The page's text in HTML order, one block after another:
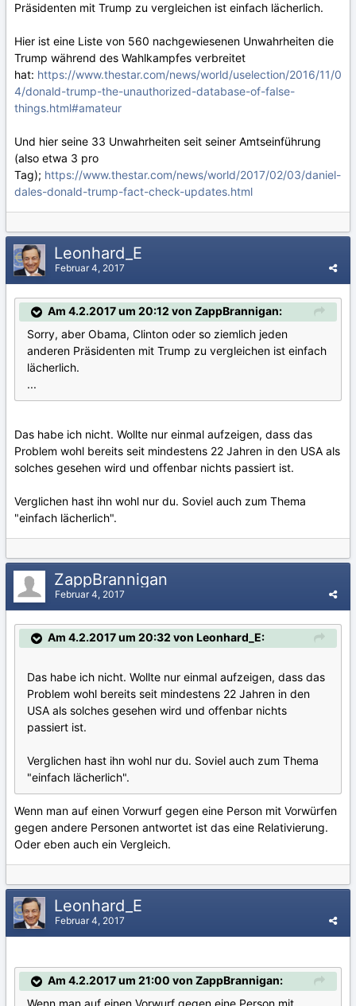
Präsidenten mit Trump zu vergleichen ist einfach lächerlich.
Hier ist eine Liste von 560 nachgewiesenen Unwahrheiten die
Trump während des Wahlkampfes verbreitet
hat: https://www.thestar.com/news/world/uselection/2016/11/0
4/donald-trump-the-unauthorized-database-of-false-
things.html#amateur
Und hier seine 33 Unwahrheiten seit seiner Amtseinführung
(also etwa 3 pro
Tag); https://www.thestar.com/news/world/2017/02/03/daniel-
dales-donald-trump-fact-check-updates.html
Leonhard_E
Februar 4, 2017
Am 4.2.2017 um 20:12 von ZappBrannigan:
Sorry, aber Obama, Clinton oder so ziemlich jeden
anderen Präsidenten mit Trump zu vergleichen ist einfach
lächerlich.
...
Das habe ich nicht. Wollte nur einmal aufzeigen, dass das
Problem wohl bereits seit mindestens 22 Jahren in den USA als
solches gesehen wird und offenbar nichts passiert ist.
Verglichen hast ihn wohl nur du. Soviel auch zum Thema
"einfach lächerlich".
ZappBrannigan
Februar 4, 2017
Am 4.2.2017 um 20:32 von Leonhard_E:
Das habe ich nicht. Wollte nur einmal aufzeigen, dass das
Problem wohl bereits seit mindestens 22 Jahren in den
USA als solches gesehen wird und offenbar nichts
passiert ist.
Verglichen hast ihn wohl nur du. Soviel auch zum Thema
"einfach lächerlich".
Wenn man auf einen Vorwurf gegen eine Person mit Vorwürfen
gegen andere Personen antwortet ist das eine Relativierung.
Oder eben auch ein Vergleich.
Leonhard_E
Februar 4, 2017
Am 4.2.2017 um 21:00 von ZappBrannigan: